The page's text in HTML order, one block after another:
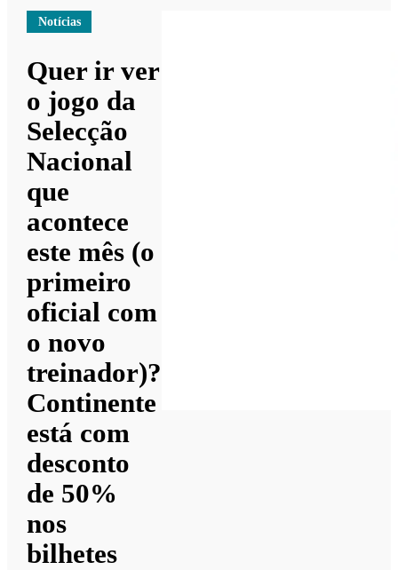
Notícias
Quer ir ver
o jogo da
Selecção
Nacional
que
acontece
este mês (o
primeiro
oficial com
o novo
treinador)?
Continente
está com
desconto
de 50%
nos
bilhetes